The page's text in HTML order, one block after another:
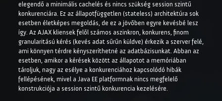
elegendő a minimális cachelés és nincs szükség session szintű
konkurenciára. Ez az állapotfüggetlen (stateless) architektúra sok
esetben életképes megoldás, de ez a jövőben egyre kevésbé lesz
így. Az AJAX kliensek felől számos aszinkron, konkurens, finom
granularitású kérés (kevés adat sűrűn küldve) érkezik a szerver felé,
ami könnyen térdre kényszeríthetné az adatbázisunkat. Abban az
esetben, amikor a kérések között az állapotot a memóriában
tároljuk, nagy az esélye a konkurenciához kapcsolódó hibák
fellépésének, mivel a Java EE platformnak nincs megfelelő
konstrukciója a session szintű konkurencia kezelésére.